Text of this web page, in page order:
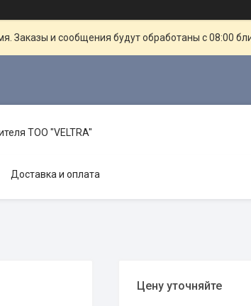
Заказы и сообщения будут обработаны с 08:00
TOO "VELTRA"
Доставка и оплата
Цену уточняйте